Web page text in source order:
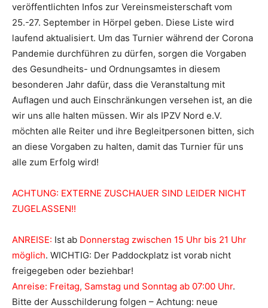
veröffentlichten Infos zur Vereinsmeisterschaft vom
25.-27. September in Hörpel geben. Diese Liste wird
laufend aktualisiert. Um das Turnier während der Corona
Pandemie durchführen zu dürfen, sorgen die Vorgaben
des Gesundheits- und Ordnungsamtes in diesem
besonderen Jahr dafür, dass die Veranstaltung mit
Auflagen und auch Einschränkungen versehen ist, an die
wir uns alle halten müssen. Wir als IPZV Nord e.V.
möchten alle Reiter und ihre Begleitpersonen bitten, sich
an diese Vorgaben zu halten, damit das Turnier für uns
alle zum Erfolg wird!
ACHTUNG: EXTERNE ZUSCHAUER SIND LEIDER NICHT
ZUGELASSEN!!
ANREISE: Ist ab Donnerstag zwischen 15 Uhr bis 21 Uhr
möglich. WICHTIG: Der Paddockplatz ist vorab nicht
freigegeben oder beziehbar!
Anreise: Freitag, Samstag und Sonntag ab 07:00 Uhr.
Bitte der Ausschilderung folgen – Achtung: neue